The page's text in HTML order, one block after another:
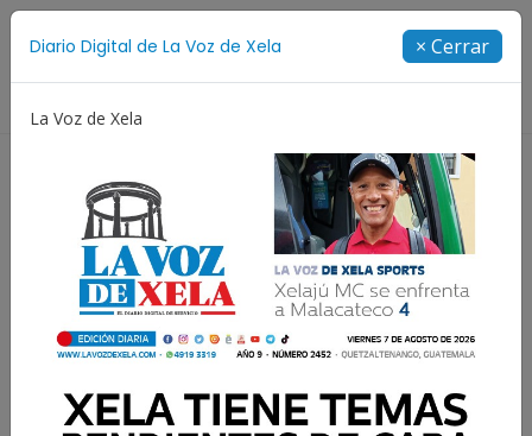
Diario Digital de La Voz de Xela × Cerrar
La Voz de Xela